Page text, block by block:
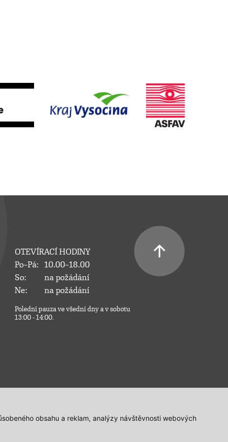
obsahu a reklam, analýzy návštěvnosti webových
OTEVÍRACÍ HODINY
Po–Pá:
10.00–18.00
So:
na požádání
Ne:
na požádání
Polední pauza ve všední dny a v sobotu
13:00 - 14:00.